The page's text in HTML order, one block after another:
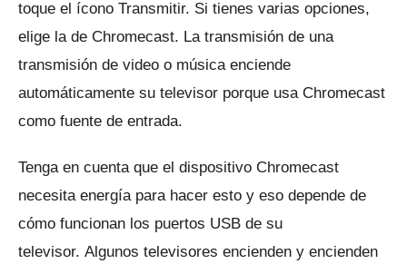
toque el ícono Transmitir. Si tienes varias opciones,
elige la de Chromecast. La transmisión de una
transmisión de video o música enciende
automáticamente su televisor porque usa Chromecast
como fuente de entrada.
Tenga en cuenta que el dispositivo Chromecast
necesita energía para hacer esto y eso depende de
cómo funcionan los puertos USB de su
televisor. Algunos televisores encienden y encienden